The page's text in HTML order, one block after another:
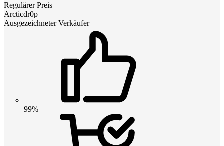
Regulärer Preis
Arcticdr0p
Ausgezeichneter Verkäufer
99%